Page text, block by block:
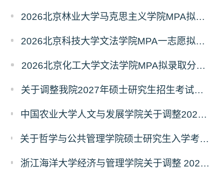
2026北京林业大学马克思主义学院MPA拟录取分析解读
2026北京科技大学文法学院MPA一志愿拟录取分析解读
2026北京化工大学文法学院MPA拟录取分析解读
关于调整我院2027年硕士研究生招生考试科目及参考书的通知
中国农业大学人文与发展学院关于调整2027年硕士研究生招生考试初试科目的通知
关于哲学与公共管理学院硕士研究生入学考试（初试） 考试科目及参考书目变更的通知（二）
浙江海洋大学经济与管理学院关于调整 2027年硕士研究生招生考试初试科目的公告